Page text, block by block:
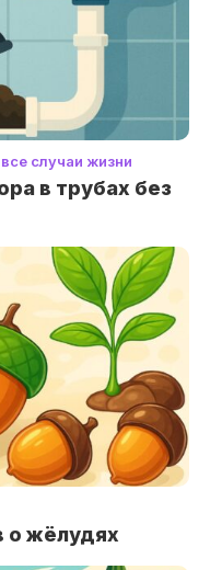
случаи жизни
в трубах без
о жёлудях